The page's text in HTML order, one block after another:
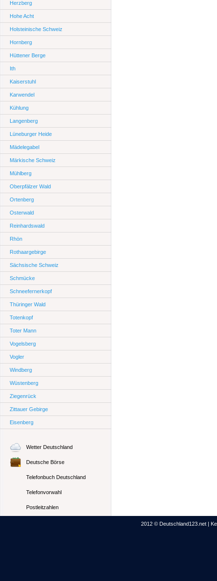
Herzberg
Hohe Acht
Holsteinische Schweiz
Hornberg
Hüttener Berge
Ith
Kaiserstuhl
Karwendel
Kühlung
Langenberg
Lüneburger Heide
Mädelegabel
Märkische Schweiz
Mühlberg
Oberpfälzer Wald
Ortenberg
Osterwald
Reinhardswald
Rhön
Rothaargebirge
Sächsische Schweiz
Schmücke
Schneefernerkopf
Thüringer Wald
Totenkopf
Toter Mann
Vogelsberg
Vogler
Windberg
Wüstenberg
Ziegenrück
Zittauer Gebirge
Eisenberg
Wetter Deutschland
Deutsche Börse
Telefonbuch Deutschland
Telefonvorwahl
Postleitzahlen
2012 © Deutschland123.net |